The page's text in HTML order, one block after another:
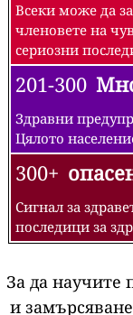
Всеки може да
членовете на
сериозни
201-300
Здравни
Цялото
300+
Сигнал за
последици за
За да научите
и